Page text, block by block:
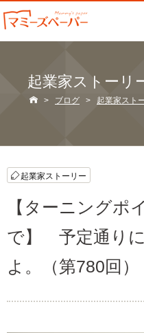
起業家ストーリ
 > ブログ > 起業家スト
起業家ストーリー
【ターニングポ
で】 予定通り
よ。（第780回）